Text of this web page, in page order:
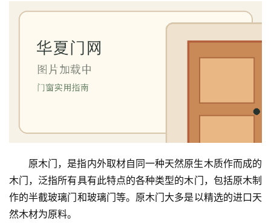
原木门，是指内外取材自同一种天然原生木质作而成的
木门，泛指所有具有此特点的各种类型的木门，包括原木制
作的半截玻璃门和玻璃门等。原木门大多是以精选的进口天
然木材为原料。